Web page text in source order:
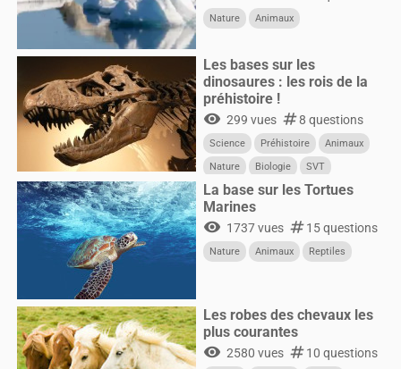
Nature Animaux
Les bases sur les
dinosaures : les rois de la
préhistoire !
visibility 299 vues numbers8 questions
Science Préhistoire
Animaux
Nature
Biologie SVT
La base sur les Tortues
Marines
visibility 1737 vues numbers15 questions
Nature Animaux Reptiles
Les robes des chevaux les
plus courantes
visibility 2580 vues numbers10 questions